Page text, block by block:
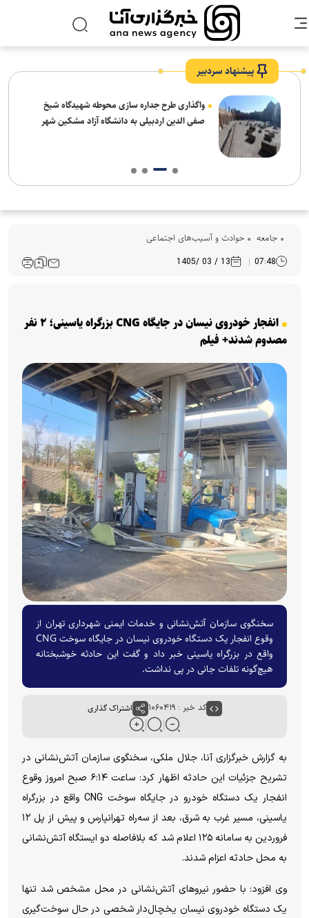
پیشنهاد سردبیر
واگذاری طرح جداره سازی محوطه شهیدگاه شیخ
صفی الدین اردبیلی به دانشگاه آزاد مشکین شهر
جامعه حوادث و آسیب‌های اجتماعی
07:48
13 / 03 /1405
انفجار خودروی نیسان در جایگاه CNG بزرگراه یاسینی؛ ۲ نفر
مصدوم شدند+ فیلم
سخنگوی سازمان آتش‌نشانی و خدمات ایمنی شهرداری تهران از
وقوع انفجار یک دستگاه خودروی نیسان در جایگاه سوخت CNG
واقع در بزرگراه یاسینی خبر داد و گفت این حادثه خوشبختانه
هیچ‌گونه تلفات جانی در پی نداشت.
کد خبر : ۱۰۶۰۴۱۹ اشتراک گذاری
به گزارش خبرگزاری آنا، جلال ملکی، سخنگوی سازمان آتش‌نشانی در
تشریح جزئیات این حادثه اظهار کرد: ساعت ۶:۱۴ صبح امروز وقوع
انفجار یک دستگاه خودرو در جایگاه سوخت CNG واقع در بزرگراه
یاسینی، مسیر غرب به شرق، بعد از سه‌راه تهرانپارس و پیش از پل ۱۲
فروردین به سامانه ۱۲۵ اعلام شد که بلافاصله دو ایستگاه آتش‌نشانی
به محل حادثه اعزام شدند.
وی افزود: با حضور نیروهای آتش‌نشانی در محل مشخص شد تنها
یک دستگاه خودروی نیسان یخچال‌دار شخصی در حال سوخت‌گیری